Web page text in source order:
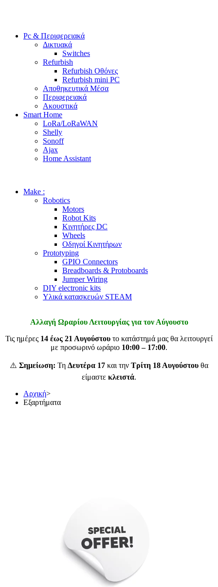
Pc & Περιφερειακά
Δικτυακά
Switches
Refurbish
Refurbish Οθόνες
Refurbish mini PC
Αποθηκευτικά Μέσα
Περιφερειακά
Ακουστικά
Smart Home
LoRa/LoRaWAN
Shelly
Sonoff
Ajax
Home Assistant
Make :
Robotics
Motors
Robot Kits
Κινητήρες DC
Wheels
Οδηγοί Κινητήρων
Prototyping
GPIO Connectors
Breadboards & Protoboards
Jumper Wiring
DIY electronic kits
Υλικά κατασκευών STEAM
Αλλαγή Ωραρίου Λειτουργίας για τον Αύγουστο
Τις ημέρες 14 έως 21 Αυγούστου το κατάστημά μας θα λειτουργεί
με προσωρινό ωράριο 10:00 – 17:00.
⚠️ Σημείωση: Τη Δευτέρα 17 και την Τρίτη 18 Αυγούστου θα
είμαστε κλειστά.
Αρχική>
Εξαρτήματα